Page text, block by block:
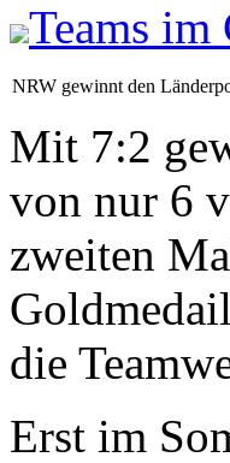
Teams
NRW gewinnt den
Mit 7:2
von nur 6
zweiten
die
Erst im